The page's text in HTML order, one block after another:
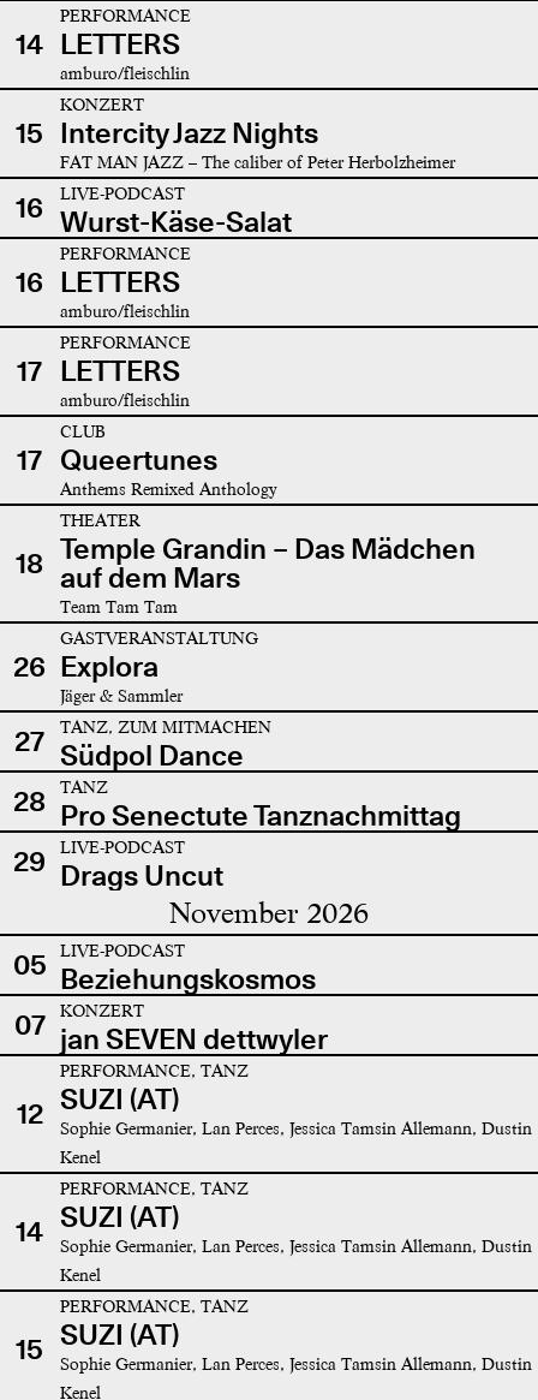
14
PERFORMANCE
LETTERS
amburo/fleischlin
15
KONZERT
Intercity Jazz Nights
FAT MAN JAZZ – The caliber of Peter Herbolzheimer
16 LIVE-PODCAST
Wurst-Käse-Salat
16
PERFORMANCE
LETTERS
amburo/fleischlin
17
PERFORMANCE
LETTERS
amburo/fleischlin
17
CLUB
Queertunes
Anthems Remixed Anthology
18
THEATER
Temple Grandin – Das Mädchen
auf dem Mars
Team Tam Tam
26
GASTVERANSTALTUNG
Explora
Jäger & Sammler
27 TANZ, ZUM MITMACHEN
Südpol Dance
28
TANZ
Pro Senectute Tanznachmittag
29
LIVE-PODCAST
Drags Uncut
November 2026
05 LIVE-PODCAST
Beziehungskosmos
07
KONZERT
jan SEVEN dettwyler
12
PERFORMANCE, TANZ
SUZI (AT)
Sophie Germanier, Lan Perces, Jessica Tamsin Allemann, Dustin
Kenel
14
PERFORMANCE, TANZ
SUZI (AT)
Sophie Germanier, Lan Perces, Jessica Tamsin Allemann, Dustin
Kenel
15
PERFORMANCE, TANZ
SUZI (AT)
Sophie Germanier, Lan Perces, Jessica Tamsin Allemann, Dustin
Kenel